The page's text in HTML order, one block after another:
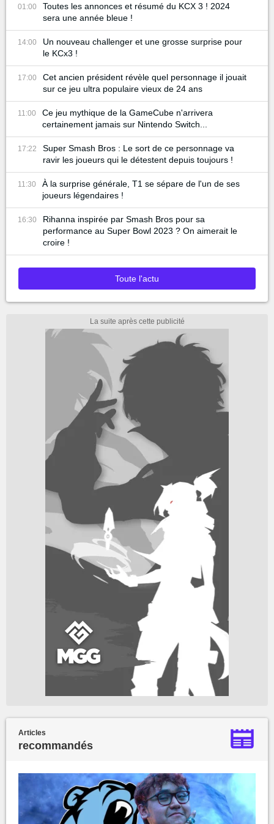
01:00
Toutes les annonces et résumé du KCX 3 ! 2024
sera une année bleue !
14:00
Un nouveau challenger et une grosse surprise pour
le KCx3 !
17:00
Cet ancien président révèle quel personnage il jouait
sur ce jeu ultra populaire vieux de 24 ans
11:00
Ce jeu mythique de la GameCube n'arrivera
certainement jamais sur Nintendo Switch...
17:22
Super Smash Bros : Le sort de ce personnage va
ravir les joueurs qui le détestent depuis toujours !
11:30
À la surprise générale, T1 se sépare de l'un de ses
joueurs légendaires !
16:30
Rihanna inspirée par Smash Bros pour sa
performance au Super Bowl 2023 ? On aimerait le
croire !
Toute l'actu
Articles
recommandés